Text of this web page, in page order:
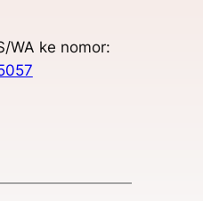
WA ke nomor: